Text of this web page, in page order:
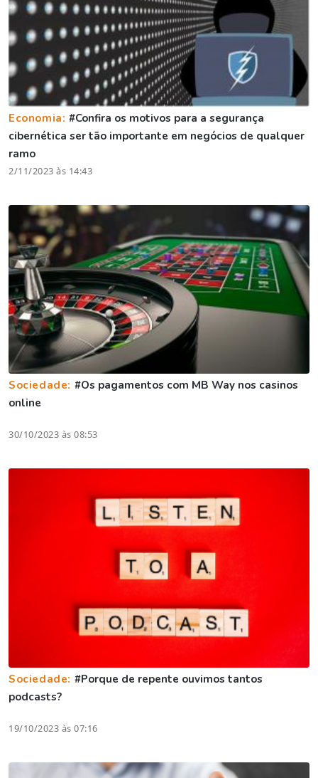
Economia:#Confira os motivos para a segurança
cibernética ser tão importante em negócios de qualquer
ramo
2/11/2023 às 14:43
Sociedade: #Os pagamentos com MB Way nos casinos
online
30/10/2023 às 08:53
Sociedade: #Porque de repente ouvimos tantos
podcasts?
19/10/2023 às 07:16